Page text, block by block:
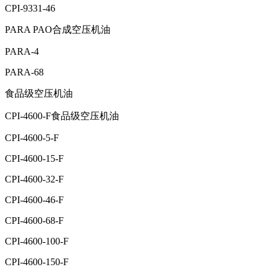
CPI-9331-46
PARA PAO合成空压机油
PARA-4
PARA-68
食品级空压机油
CPI-4600-F食品级空压机油
CPI-4600-5-F
CPI-4600-15-F
CPI-4600-32-F
CPI-4600-46-F
CPI-4600-68-F
CPI-4600-100-F
CPI-4600-150-F